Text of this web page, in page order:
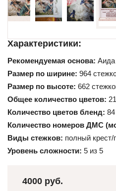
Характеристики:
Рекомендуемая основа: Аида
Размер по ширине: 964
Размер по высоте: 662
Общее количество цветов:
Количество цветов бленд:
Количество номеров ДМС
Виды стежков: полный крест/
Уровень сложности: 5 из 5
4000 руб.